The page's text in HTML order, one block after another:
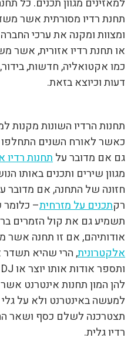
למאזינים מגוון תכנים. כל
תחנת רדיו מסורתית אשר
ומצוות ומקנה את ערכי
או תחנת רדיו אזורית, אשר
כמו אקטואליה, חדשות,
דעות וכיוצא בזאת.
תחנות הרדיו השונות מקנות
כאשר לאורח השנים התחלפו
גם אם מדובר עלתחנות רדיו
מגוון שירים ותכנים באותו
חזונה של התחנה, אם מדובר
רקתכנים על מזרחית– כלומר
תשמיע גם את קול הזמרים
אודותיהם, אם זו תחנה אשר
אלקטרונית, הרי שהיא תשדר
להן המון תחנות אינטרנט
למעשה באינטרנט ולא על
תצטרכנה לשלם כסף ושאר
רדיו גלית.